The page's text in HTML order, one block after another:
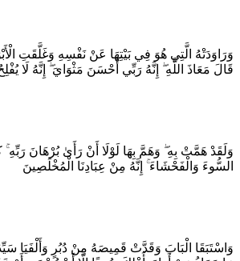
وَرَاوَدَتْهُ الَّتِي هُوَ فِي بَيْتِهَا عَنْ نَفْسِهِ وَغَلَّقَتِ
قَالَ مَعَاذَ اللَّهِ ۖ إِنَّهُ رَبِّي أَحْسَنَ مَثْوَايَ ۖ إِنَّهُ لَا
وَلَقَدْ هَمَّتْ بِهِ ۖ وَهَمَّ بِهَا لَوْلَا أَنْ رَأَىٰ بُرْهَانَ
السُّوءَ وَالْفَحْشَاءَ ۚ إِنَّهُ مِنْ عِبَادِنَا الْمُخْلَصِينَ
وَاسْتَبَقَا الْبَابَ وَقَدَّتْ قَمِيصَهُ مِنْ دُبُرٍ وَأَلْفَيَا